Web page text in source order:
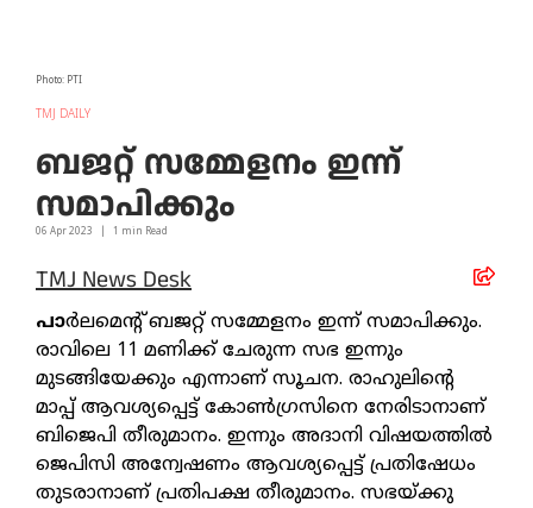
Photo: PTI
TMJ DAILY
ബജറ്റ് സമ്മേളനം ഇന്ന്
സമാപിക്കും
06 Apr 2023 1 min Read
TMJ News Desk
പാർലമെന്റ് ബജറ്റ് സമ്മേളനം ഇന്ന് സമാപിക്കും.
രാവിലെ 11 മണിക്ക് ചേരുന്ന സഭ ഇന്നും
മുടങ്ങിയേക്കും എന്നാണ് സൂചന. രാഹുലിന്റെ
മാപ്പ് ആവശ്യപ്പെട്ട് കോൺഗ്രസിനെ നേരിടാനാണ്
ബിജെപി തീരുമാനം. ഇന്നും അദാനി വിഷയത്തിൽ
ജെപിസി അന്വേഷണം ആവശ്യപ്പെട്ട് പ്രതിഷേധം
തുടരാനാണ് പ്രതിപക്ഷ തീരുമാനം. സഭയ്ക്കു